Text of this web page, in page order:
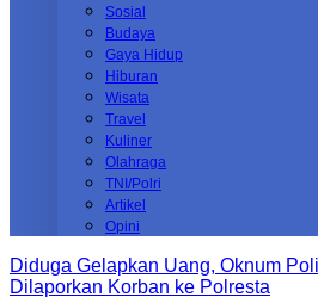
Sosial
Budaya
Gaya Hidup
Hiburan
Wisata
Travel
Kuliner
Olahraga
TNI/Polri
Artikel
Opini
Diduga Gelapkan Uang, Oknum
Dilaporkan Korban ke Polresta